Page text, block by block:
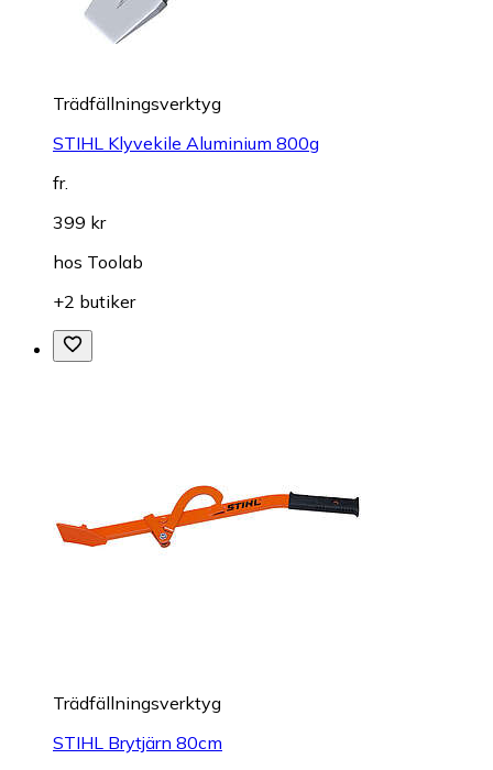
Trädfällningsverktyg
STIHL Klyvekile Aluminium 800g
fr.
399 kr
hos Toolab
+2 butiker
Trädfällningsverktyg
STIHL Brytjärn 80cm